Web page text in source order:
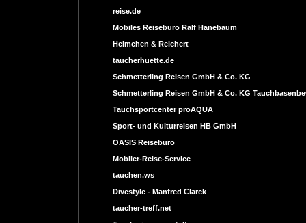
reise.de
Mobiles Reisebüro Ralf Hanebaum
Helmchen & Reichert
taucherhuette.de
Schmetterling Reisen GmbH & Co. KG
Schmetterling Reisen GmbH & Co. KG
Tauchsportcenter proAQUA
Sport- und Kulturreisen HB GmbH
OASIS Reisebüro
Mobiler-Reise-Service
tauchen.ws
Divestyle - Manfred Clarck
taucher-treff.net